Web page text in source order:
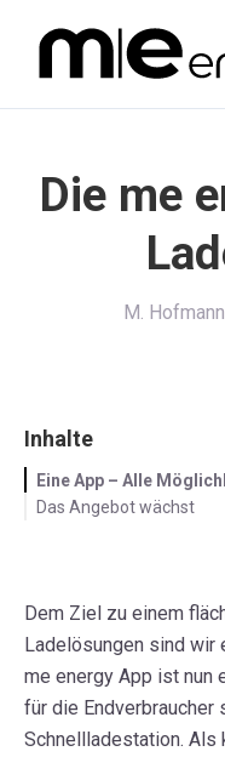
Die me
M. Hofmann
Inhalte
Eine App – Alle
Das Angebot wächst
Dem Ziel zu einem
Ladelösungen sind wir
me energy App ist nun
für die
Schnellladestation.